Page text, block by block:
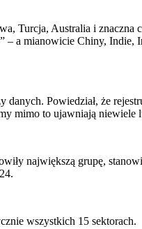
Turcja, Australia i znaczna
a mianowicie Chiny, Indie,
Powiedział, że
mimo to ujawniają niewiele
największą grupę,
wszystkich 15 sektorach.